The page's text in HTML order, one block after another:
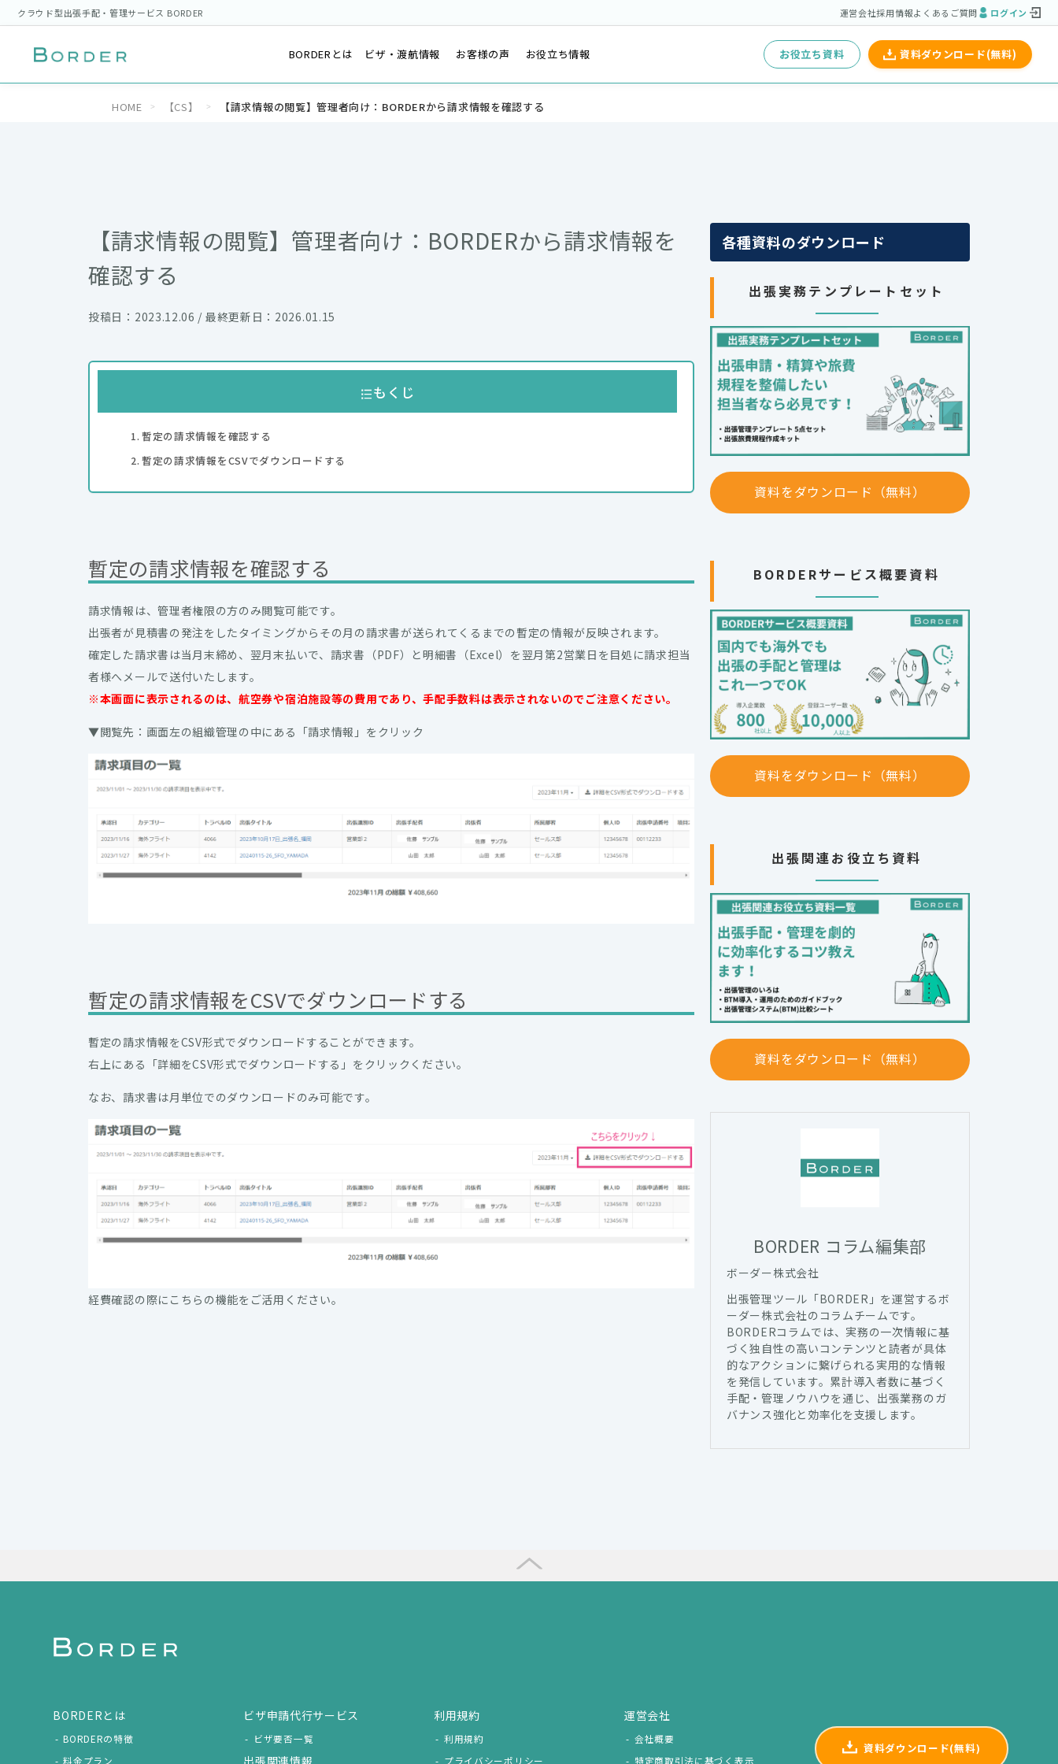
クラウド型出張手配・管理サービス BORDER 運営会社採用情報よくあるご質問 ログイン
BORDERとは ビザ・渡航情報 お客様の声 お役立ち情報 お役立ち資料 資料ダウンロード(無料)
HOME 【CS】 【請求情報の閲覧】管理者向け：BORDERから請求情報を確認する
【請求情報の閲覧】管理者向け：BORDERから請求情報を
確認する
投稿日：2023.12.06 / 最終更新日：2026.01.15
もくじ
暫定の請求情報を確認する
暫定の請求情報をCSVでダウンロードする
暫定の請求情報を確認する
請求情報は、管理者権限の方のみ閲覧可能です。
出張者が見積書の発注をしたタイミングからその月の請求書が送られてくるまでの暫定の情報が反映されます。
確定した請求書は当月末締め、翌月末払いで、請求書（PDF）と明細書（Excel）を翌月第2営業日を目処に請求担当
者様へメールで送付いたします。
※本画面に表示されるのは、航空券や宿泊施設等の費用であり、手配手数料は表示されないのでご注意ください。
▼閲覧先：画面左の組織管理の中にある「請求情報」をクリック
暫定の請求情報をCSVでダウンロードする
暫定の請求情報をCSV形式でダウンロードすることができます。
右上にある「詳細をCSV形式でダウンロードする」をクリックください。
なお、請求書は月単位でのダウンロードのみ可能です。
経費確認の際にこちらの機能をご活用ください。
各種資料のダウンロード
出張実務テンプレートセット
資料をダウンロード（無料）
BORDERサービス概要資料
資料をダウンロード（無料）
出張関連お役立ち資料
資料をダウンロード（無料）
BORDER コラム編集部
ボーダー株式会社
出張管理ツール「BORDER」を運営するボ
ーダー株式会社のコラムチームです。
BORDERコラムでは、実務の一次情報に基
づく独自性の高いコンテンツと読者が具体
的なアクションに繋げられる実用的な情報
を発信しています。累計導入者数に基づく
手配・管理ノウハウを通じ、出張業務のガ
バナンス強化と効率化を支援します。
BORDERとは
BORDERの特徴
料金プラン
ビザ申請代行サービス
ビザ要否一覧
利用規約
利用規約
プライバシーポリシー
運営会社
会社概要
特定商取引法に基づく表示
資料ダウンロード(無料)